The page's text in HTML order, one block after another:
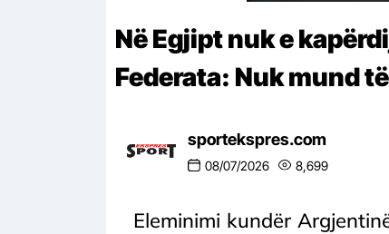
Në Egjipt nuk e
Federata: Nuk mund
sportekspres.com
08/07/2026 8,699
Eleminimi kundër